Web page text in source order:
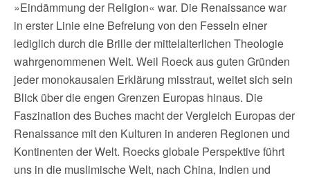
»Eindämmung der Religion« war. Die Renaissance war
in erster Linie eine Befreiung von den Fesseln einer
lediglich durch die Brille der mittelalterlichen Theologie
wahrgenommenen Welt. Weil Roeck aus guten Gründen
jeder monokausalen Erklärung misstraut, weitet sich sein
Blick über die engen Grenzen Europas hinaus. Die
Faszination des Buches macht der Vergleich Europas der
Renaissance mit den Kulturen in anderen Regionen und
Kontinenten der Welt. Roecks globale Perspektive führt
uns in die muslimische Welt, nach China, Indien und